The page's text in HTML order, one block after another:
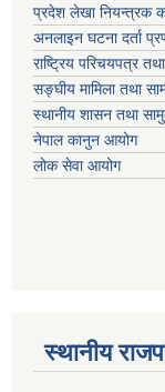
प्रदेश लेखा नियन्त्रक
अनलाइन घटना दर्ता
राष्ट्रिय परिचयपत्र
सङ्घीय मामिला तथा
स्थानीय शासन तथा
नेपाल कानुन आयोग
लोक सेवा आयोग
स्थानीय